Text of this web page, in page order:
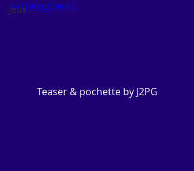
Jeux
v=TNKctgbhwnE
Teaser & pochette by J2PG